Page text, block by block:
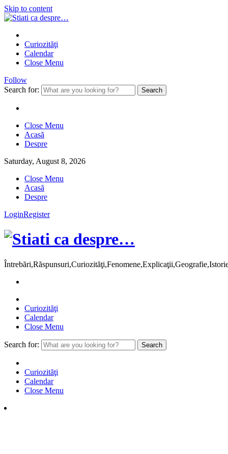
Skip to content
Curiozităţi
Calendar
Close Menu
Follow
Search for:
Close Menu
Acasă
Despre
Saturday, August 8, 2026
Close Menu
Acasă
Despre
LoginRegister
Curiozităţi
Calendar
Close Menu
Search for:
Curiozităţi
Calendar
Close Menu